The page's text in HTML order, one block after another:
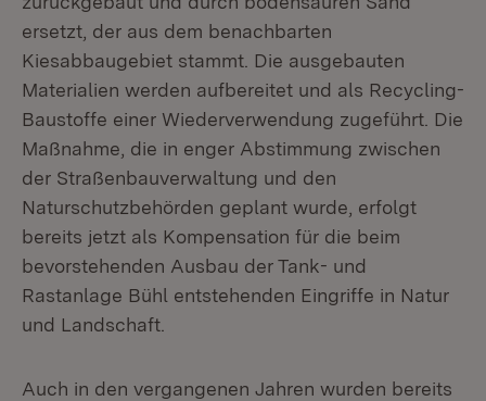
ersetzt, der aus dem benachbarten
Kiesabbaugebiet stammt. Die ausgebauten
Materialien werden aufbereitet und als Recycling-
Baustoffe einer Wiederverwendung zugeführt. Die
Maßnahme, die in enger Abstimmung zwischen
der Straßenbauverwaltung und den
Naturschutzbehörden geplant wurde, erfolgt
bereits jetzt als Kompensation für die beim
bevorstehenden Ausbau der Tank- und
Rastanlage Bühl entstehenden Eingriffe in Natur
und Landschaft.
Auch in den vergangenen Jahren wurden bereits